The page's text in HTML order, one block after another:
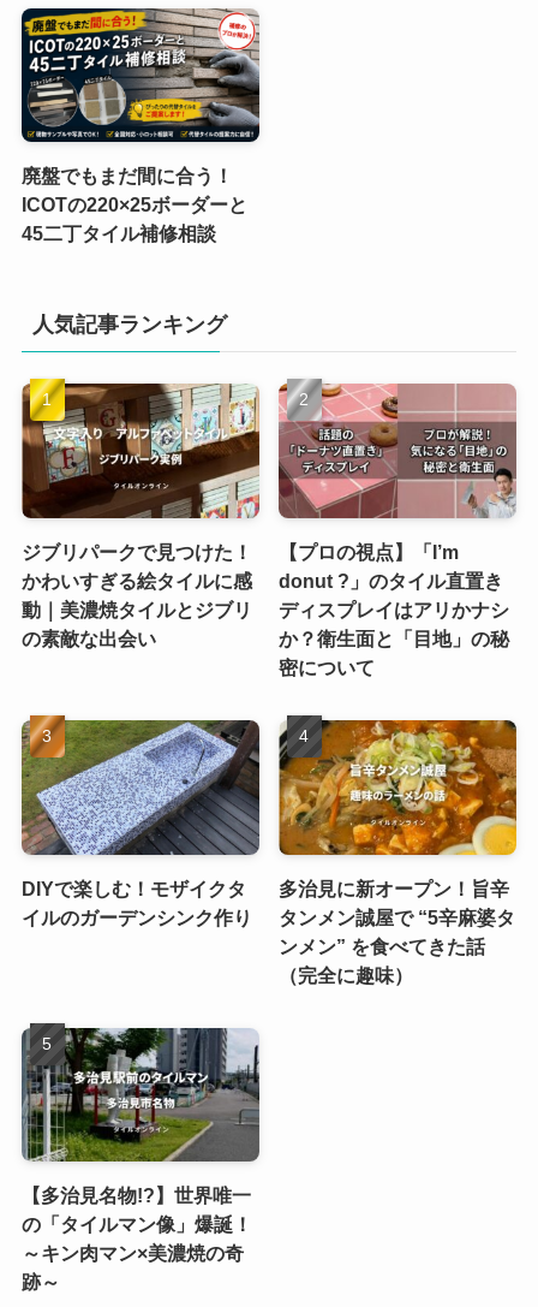
廃盤でもまだ間に合う！
ICOTの220×25ボーダーと
45二丁タイル補修相談
人気記事ランキング
ジブリパークで見つけた！
かわいすぎる絵タイルに感
動｜美濃焼タイルとジブリ
の素敵な出会い
【プロの視点】「I’m
donut ?」のタイル直置き
ディスプレイはアリかナシ
か？衛生面と「目地」の秘
密について
DIYで楽しむ！モザイクタ
イルのガーデンシンク作り
多治見に新オープン！旨辛
タンメン誠屋で “5辛麻婆タ
ンメン” を食べてきた話
（完全に趣味）
【多治見名物!?】世界唯一
の「タイルマン像」爆誕！
～キン肉マン×美濃焼の奇
跡～